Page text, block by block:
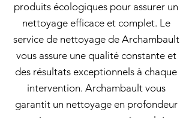
produits écologiques pour assurer un
nettoyage efficace et complet. Le
service de nettoyage de Archambault
vous assure une qualité constante et
des résultats exceptionnels à chaque
intervention. Archambault vous
garantit un nettoyage en profondeur